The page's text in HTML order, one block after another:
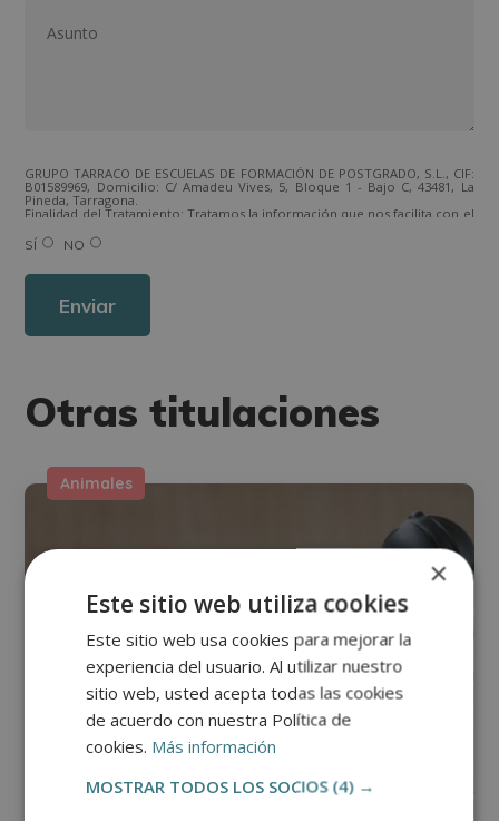
GRUPO TARRACO DE ESCUELAS DE FORMACIÓN DE POSTGRADO, S.L., CIF:
B01589969, Domicilio: C/ Amadeu Vives, 5, Bloque 1 - Bajo C, 43481, La
Pineda, Tarragona.
Finalidad del Tratamiento: Tratamos la información que nos facilita con el
los productos ofrecidos y otros tipo de productos que fueran de su
interés.
Derechos: Puede ejercitar sus derechos identificándose suficientemente,
Para más información consulte nuestra Política de Privacidad.
SÍ NO
Otras titulaciones
Animales
×
Este sitio web utiliza cookies
Este sitio web usa cookies para mejorar la
experiencia del usuario. Al utilizar nuestro
sitio web, usted acepta todas las cookies
de acuerdo con nuestra Política de
cookies. Más información
MOSTRAR TODOS LOS SOCIOS (4) →